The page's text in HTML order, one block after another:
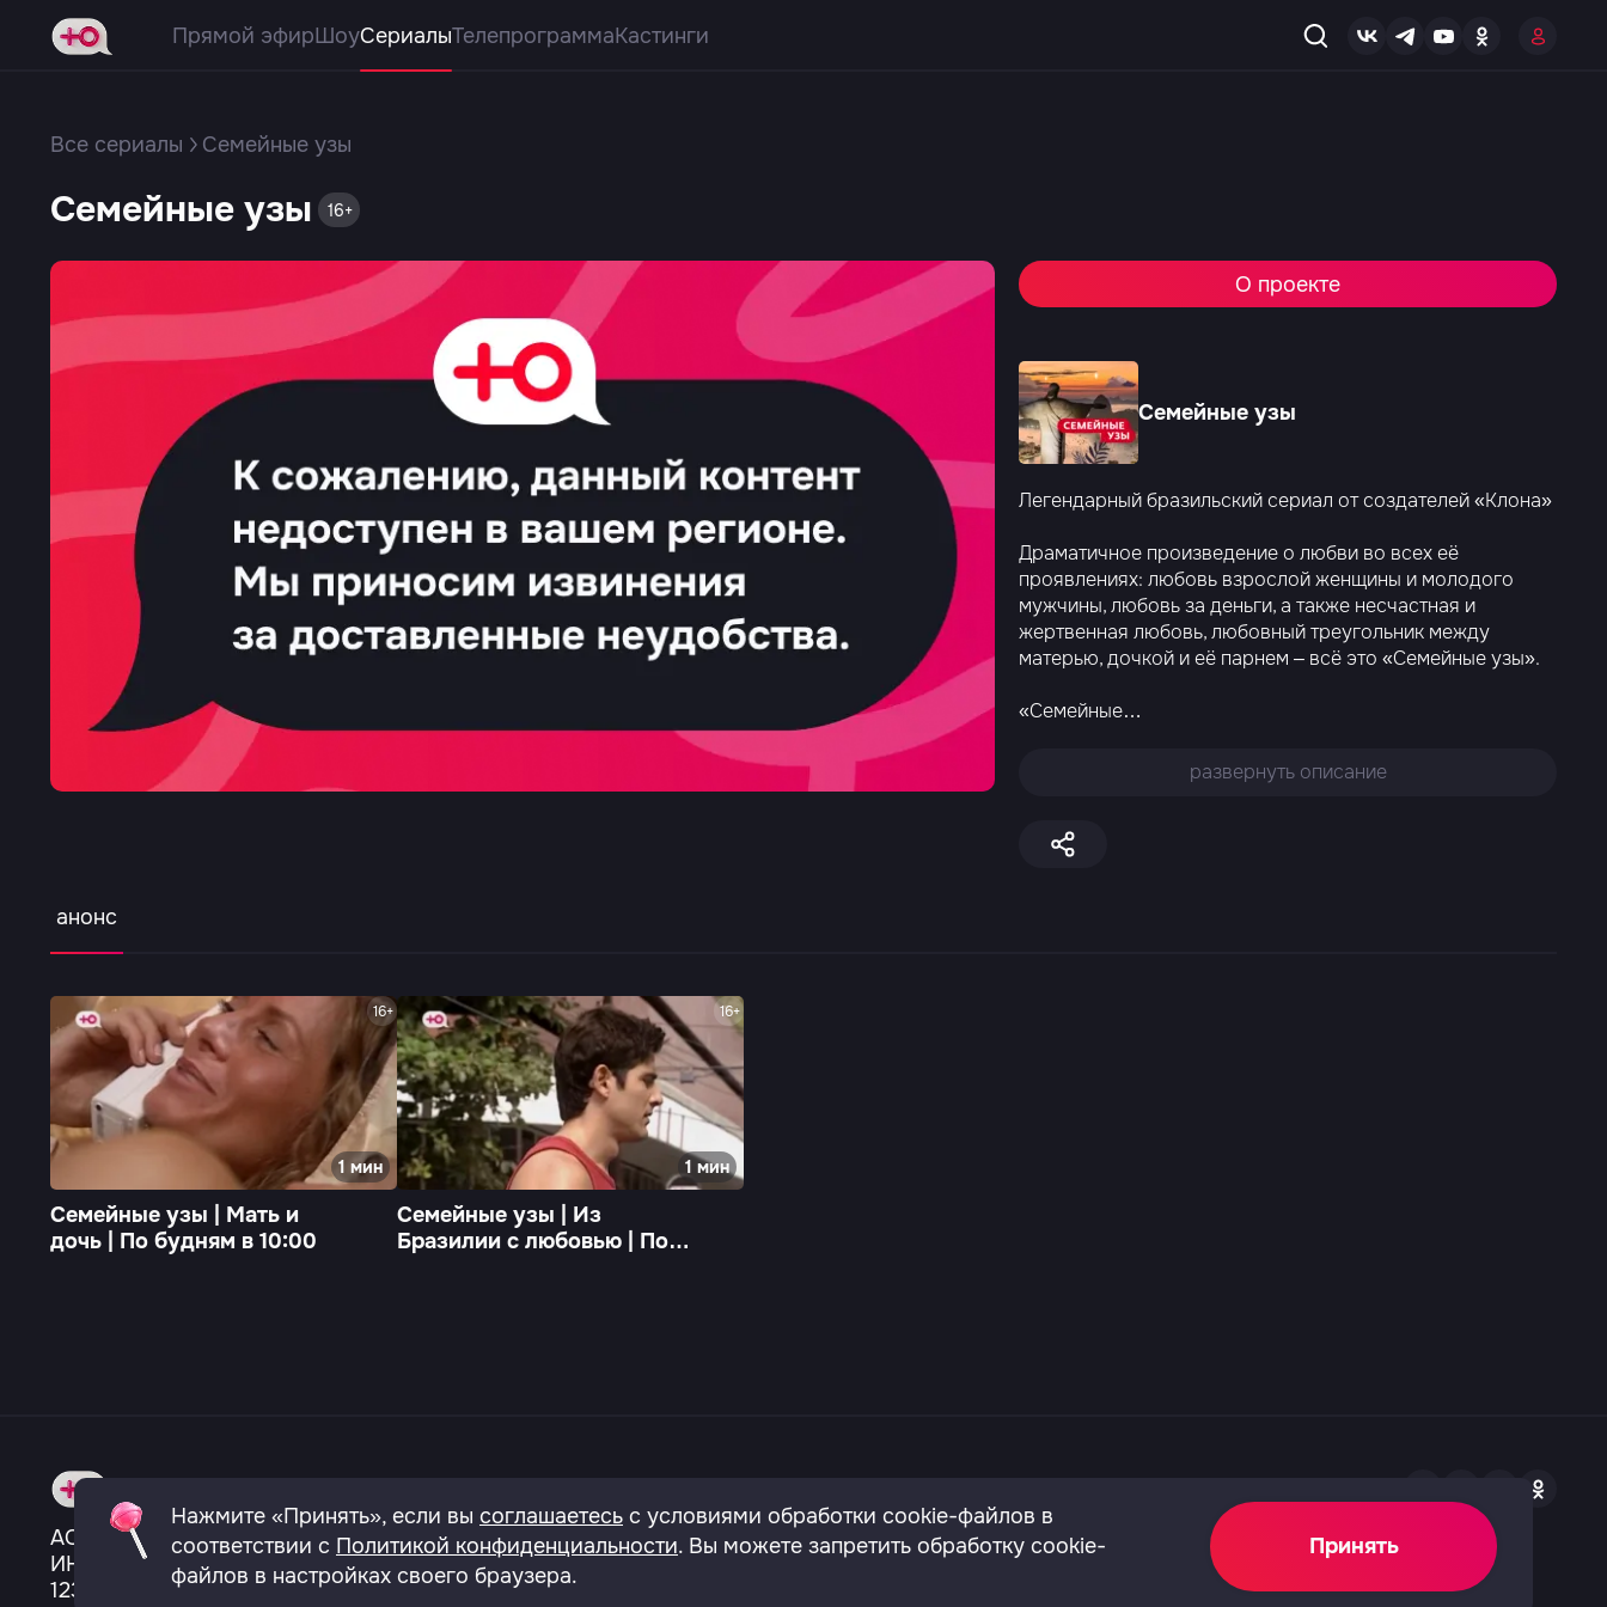
Прямой эфирШоуСериалыТелепрограммаКастинги
Все сериалы Семейные узы
Семейные узы 16+
О проекте
Семейные узы
Легендарный бразильский сериал от создателей «Клона»
Драматичное произведение о любви во всех её
проявлениях: любовь взрослой женщины и молодого
мужчины, любовь за деньги, а также несчастная и
жертвенная любовь, любовный треугольник между
матерью, дочкой и её парнем – всё это «Семейные узы».
«Семейные…
развернуть описание
анонс
16+
1 мин
Семейные узы | Мать и
дочь | По будням в 10:00
16+
1 мин
Семейные узы | Из
Бразилии с любовью | По
АО «ТВ сервис»
ИНН 7703136921
123557, город Москва, Большой Тишинский пер., д.43
Нажмите «Принять», если вы соглашаетесь с условиями обработки cookie-файлов в
соответствии с Политикой конфиденциальности. Вы можете запретить обработку cookie-
файлов в настройках своего браузера.
Принять